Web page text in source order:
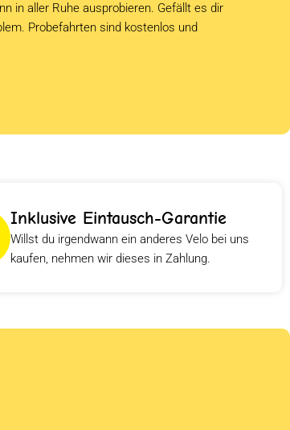
in aller Ruhe ausprobieren. Gefällt es dir
Probefahrten sind kostenlos und
Inklusive Eintausch-Garantie
Willst du irgendwann ein anderes Velo bei uns
kaufen, nehmen wir dieses in Zahlung.